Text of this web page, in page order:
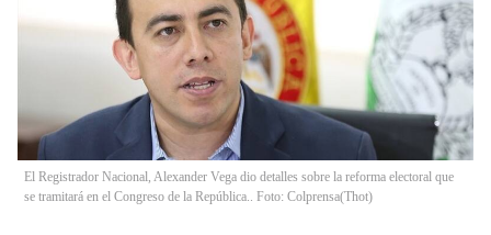
El Registrador Nacional, Alexander Vega dio detalles sobre la reforma electoral que
se tramitará en el Congreso de la República.. Foto: Colprensa(Thot)